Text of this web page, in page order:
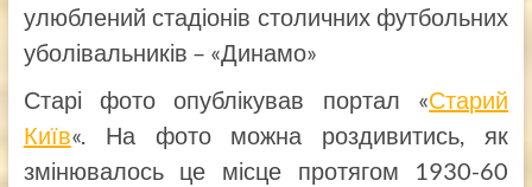
улюблений стадіонів столичних футбольних
уболівальників – «Динамо»
Старі фото опублікував портал «Старий
Київ«. На фото можна роздивитись, як
змінювалось це місце протягом 1930-60